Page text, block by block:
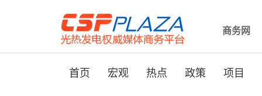
商务网
首页 宏观 热点 政策 项目